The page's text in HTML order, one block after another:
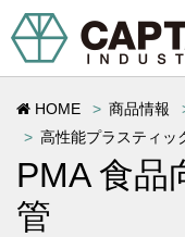
HOME 商品情報
高性能プラスティッ
PMA 食品
管